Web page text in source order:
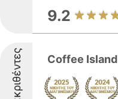
9.2
Διακριθέντες Coffee Island